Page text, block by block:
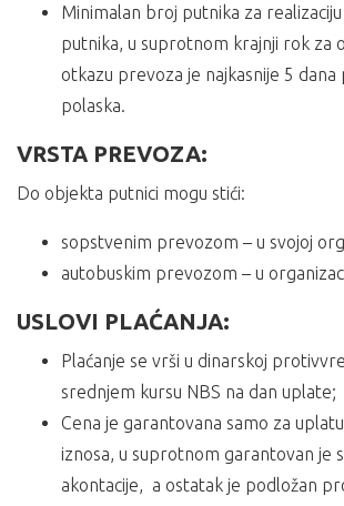
Minimalan broj putnika za
putnika, u suprotnom krajnji rok za
otkazu prevoza je najkasnije 5 dana
polaska.
VRSTA PREVOZA:
Do objekta putnici mogu stići:
sopstvenim prevozom – u svojoj
autobuskim prevozom – u
USLOVI PLAĆANJA:
Plaćanje se vrši u dinarskoj
srednjem kursu NBS na dan uplate;
Cena je garantovana samo za
iznosa, u suprotnom garantovan je
akontacije, a ostatak je podložan